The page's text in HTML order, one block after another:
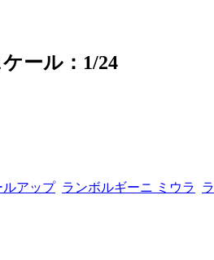
ール：1/24
ルアップ ランボルギーニ ミウラ